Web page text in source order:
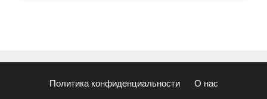
Политика конфиденциальности О нас